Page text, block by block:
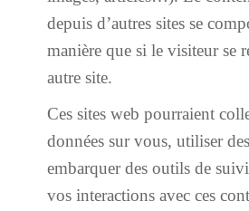
depuis d’autres sites se
manière que si le visiteur se
autre site.
Ces sites web pourraient
données sur vous, utiliser
embarquer des outils de
vos interactions avec ces